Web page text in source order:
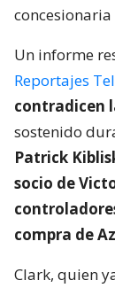
Un informe
Reportajes
contradicen
sostenido
Patrick
socio de
compra de
Clark, quien